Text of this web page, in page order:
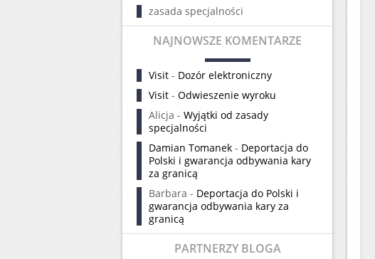
zasada specjalności
NAJNOWSZE KOMENTARZE
Visit - Dozór elektroniczny
Visit - Odwieszenie wyroku
Alicja - Wyjątki od zasady
specjalności
Damian Tomanek - Deportacja do
Polski i gwarancja odbywania kary
za granicą
Barbara - Deportacja do Polski i
gwarancja odbywania kary za
granicą
PARTNERZY BLOGA